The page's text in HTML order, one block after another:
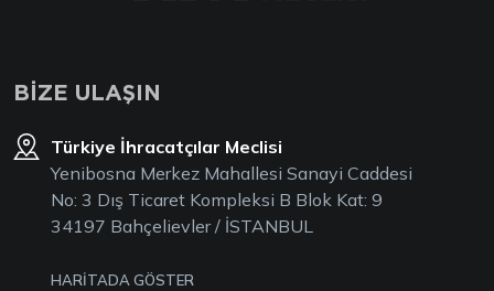
BİZE ULAŞIN
Türkiye İhracatçılar Meclisi
Yenibosna Merkez Mahallesi Sanayi Caddesi
No: 3 Dış Ticaret Kompleksi B Blok Kat: 9
34197 Bahçelievler / İSTANBUL
HARİTADA GÖSTER